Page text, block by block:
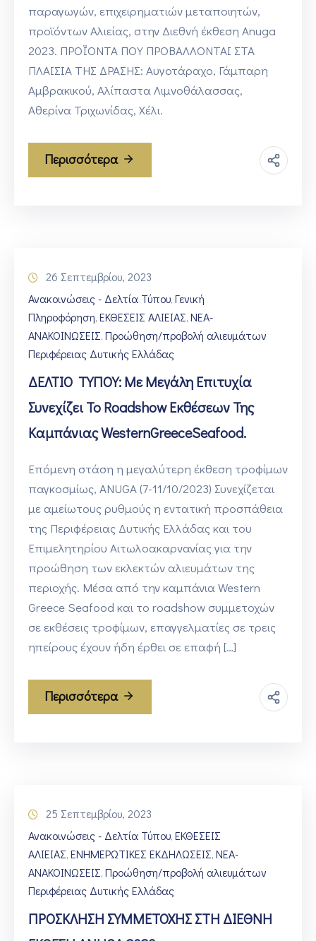
παραγωγών, επιχειρηματιών μεταποιητών,
προϊόντων Αλιείας, στην Διεθνή έκθεση Anuga
2023. ΠΡΟΪΟΝΤΑ ΠΟΥ ΠΡΟΒΑΛΛΟΝΤΑΙ ΣΤΑ
ΠΛΑΙΣΙΑ ΤΗΣ ΔΡΑΣΗΣ: Αυγοτάραχο, Γάμπαρη
Αμβρακικού, Αλίπαστα Λιμνοθάλασσας,
Αθερίνα Τριχωνίδας, Χέλι.
Περισσότερα
26 Σεπτεμβρίου, 2023
Ανακοινώσεις - Δελτία Τύπου‚ Γενική
Πληροφόρηση‚ ΕΚΘΕΣΕΙΣ ΑΛΙΕΙΑΣ‚ ΝΕΑ-
ΑΝΑΚΟΙΝΩΣΕΙΣ‚ Προώθηση/προβολή αλιευμάτων
Περιφέρειας Δυτικής Ελλάδας
ΔΕΛΤΙΟ ΤΥΠΟΥ: Με Μεγάλη Επιτυχία
Συνεχίζει Το Roadshow Εκθέσεων Της
Καμπάνιας WesternGreeceSeafood.
Επόμενη στάση η μεγαλύτερη έκθεση τροφίμων
παγκοσμίως, ANUGA (7-11/10/2023) Συνεχίζεται
με αμείωτους ρυθμούς η εντατική προσπάθεια
της Περιφέρειας Δυτικής Ελλάδας και του
Επιμελητηρίου Αιτωλοακαρνανίας για την
προώθηση των εκλεκτών αλιευμάτων της
περιοχής. Μέσα από την καμπάνια Western
Greece Seafood και το roadshow συμμετοχών
σε εκθέσεις τροφίμων, επαγγελματίες σε τρεις
ηπείρους έχουν ήδη έρθει σε επαφή […]
Περισσότερα
25 Σεπτεμβρίου, 2023
Ανακοινώσεις - Δελτία Τύπου‚ ΕΚΘΕΣΕΙΣ
ΑΛΙΕΙΑΣ‚ ΕΝΗΜΕΡΩΤΙΚΕΣ ΕΚΔΗΛΩΣΕΙΣ‚ ΝΕΑ-
ΑΝΑΚΟΙΝΩΣΕΙΣ‚ Προώθηση/προβολή αλιευμάτων
Περιφέρειας Δυτικής Ελλάδας
ΠΡΟΣΚΛΗΣΗ ΣΥΜΜΕΤΟΧΗΣ ΣΤΗ ΔΙΕΘΝΗ